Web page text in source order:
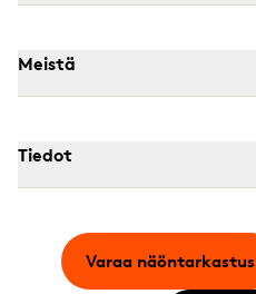
Meistä
Tiedot
Varaa näöntarkastus